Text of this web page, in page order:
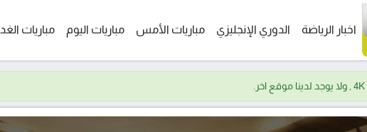
اخبار الرياضة الدوري الإنجليزي مباريات الأمس مباريات اليوم مباريات الغد